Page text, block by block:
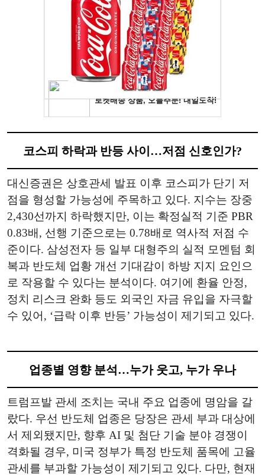
코스피 하락과 반등 사이…저점 신호인가?
대신증권은 상호관세 발표 이후 코스피가 단기 저
점을 형성할 가능성에 주목하고 있다. 지수는 장중
2,430선까지 하락했지만, 이는 확정실적 기준 PBR
0.83배, 선행 기준으로는 0.78배로 역사적 저점 수
준이다. 삼성전자 등 일부 대형주의 실적 모멘텀 회
복과 반도체 업황 개선 기대감이 하방 지지 요인으
로 작용할 수 있다는 분석이다. 여기에 환율 안정,
정치 리스크 완화 등도 외국인 자금 유입을 자극할
수 있어, ‘급락 이후 반등’ 가능성이 제기되고 있다.
업종별 영향 분석…누가 웃고, 누가 우나
트럼프발 관세 조치는 국내 주요 업종에 명암을 갈
랐다. 우선 반도체 업종은 당장은 관세 부과 대상에
서 제외됐지만, 향후 AI 및 첨단 기술 분야 경쟁이
격화될 경우, 미국 정부가 특정 반도체 품목에 고율
관세를 부과할 가능성이 제기되고 있다. 다만, 현재